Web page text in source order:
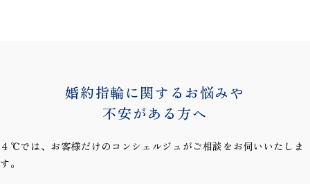
婚約指輪に関するお悩みや
不安がある方へ
４℃では、お客様だけのコンシェルジュがご相談をお伺いいたしま
す。